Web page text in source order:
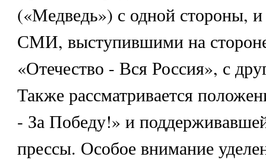
(«Медведь») с одной стороны, и
СМИ, выступившими на
«Отечество - Вся Россия», с
Также рассматривается
- За Победу!» и
прессы. Особое внимание